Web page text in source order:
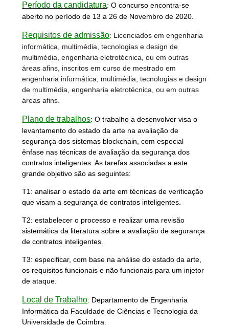
Período da candidatura:O concurso encontra-se
aberto no período de 13 a 26 de Novembro de 2020.
Requisitos de admissão: Licenciados em engenharia
informática, multimédia, tecnologias e design de
multimédia, engenharia eletrotécnica, ou em outras
áreas afins, inscritos em curso de mestrado em
engenharia informática, multimédia, tecnologias e design
de multimédia, engenharia eletrotécnica, ou em outras
áreas afins.
Plano de trabalhos: O trabalho a desenvolver visa o
levantamento do estado da arte na avaliação de
segurança dos sistemas blockchain, com especial
ênfase nas técnicas de avaliação da segurança dos
contratos inteligentes. As tarefas associadas a este
grande objetivo são as seguintes:
T1: analisar o estado da arte em técnicas de verificação
que visam a segurança de contratos inteligentes.
T2: estabelecer o processo e realizar uma revisão
sistemática da literatura sobre a avaliação de segurança
de contratos inteligentes.
T3: especificar, com base na análise do estado da arte,
os requisitos funcionais e não funcionais para um injetor
de ataque.
Local de Trabalho: Departamento de Engenharia
Informática da Faculdade de Ciências e Tecnologia da
Universidade de Coimbra.